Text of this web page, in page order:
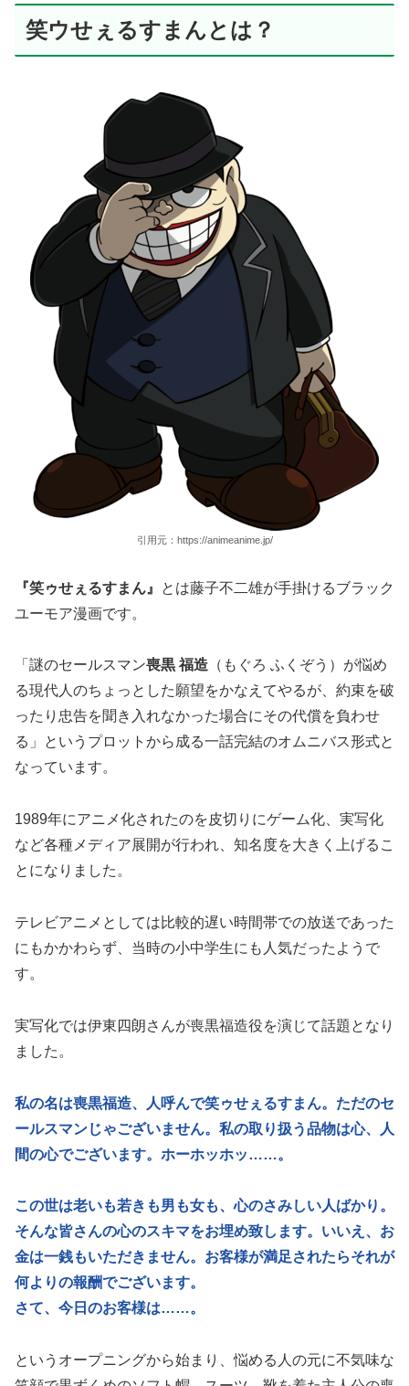
笑ウせぇるすまんとは？
引用元：https://animeanime.jp/
『笑ゥせぇるすまん』
とは藤子不二雄が手掛けるブラック
ユーモア漫画です。
「謎のセールスマン喪黒 福造 （もぐろ ふくぞう）が悩め
る現代人のちょっとした願望をかなえてやるが、約束を破
ったり忠告を聞き入れなかった場合にその代償を負わせ
る」というプロットから成る一話完結のオムニバス形式と
なっています。
1989年にアニメ化されたのを皮切りにゲーム化、実写化
など各種メディア展開が行われ、知名度を大きく上げるこ
とになりました。
テレビアニメとしては比較的遅い時間帯での放送であった
にもかかわらず、当時の小中学生にも人気だったようで
す。
実写化では伊東四朗さんが喪黒福造役を演じて話題となり
ました。
私の名は喪黒福造、人呼んで笑ゥせぇるすまん。ただのセ
ールスマンじゃございません。私の取り扱う品物は心、人
間の心でございます。ホーホッホッ……。
この世は老いも若きも男も女も、心のさみしい人ばかり。
そんな皆さんの心のスキマをお埋め致します。いいえ、お
金は一銭もいただきません。お客様が満足されたらそれが
何よりの報酬でございます。
さて、今日のお客様は……。
というオープニングから始まり、悩める人の元に不気味な